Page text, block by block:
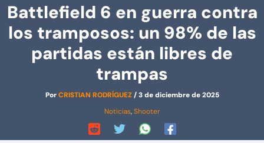
Battlefield 6 en guerra contra
los tramposos: un 98% de las
partidas están libres de
trampas
PorCRISTIAN RODRÍGUEZ/3 de diciembre de 2025
Noticias,Shooter